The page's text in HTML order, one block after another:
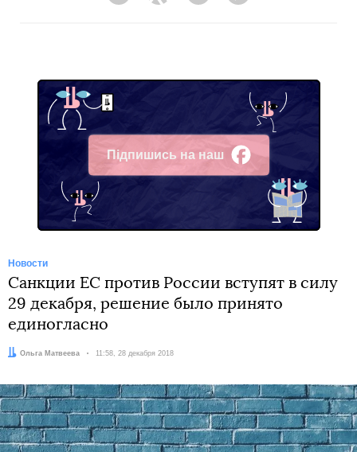
Підпишись на наш
Facebook
Новости
Санкции ЕС против России вступят в силу
29 декабря, решение было принято
единогласно
Автор:
Ольга Матвеева Дата:
11:58, 28 декабря 2018